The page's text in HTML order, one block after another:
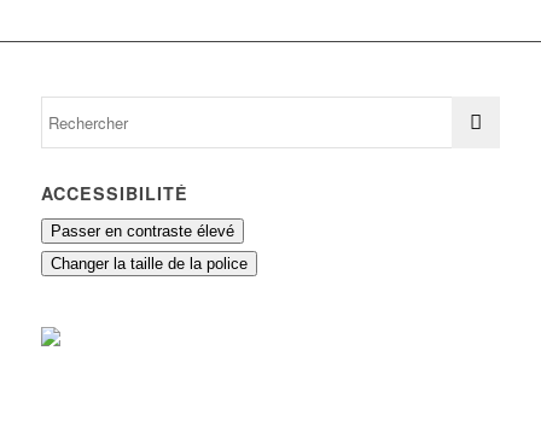
ACCESSIBILITÉ
Passer en contraste élevé
Changer la taille de la police